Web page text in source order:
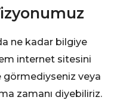
ne kadar bilgiye
internet sitesini
görmediyseniz veya
zamanı diyebiliriz.